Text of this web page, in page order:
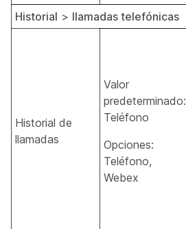
Historial > llamadas telefónicas
Historial de
llamadas
Valor
predeterminado:
Teléfono
Opciones:
Teléfono,
Webex